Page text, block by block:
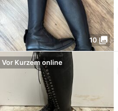
10 photo_library
Vor Kurzem online